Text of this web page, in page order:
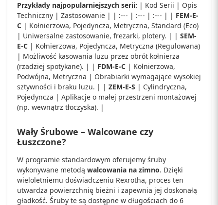
Przykłady najpopularniejszych serii: | Kod Serii | Opis
Techniczny | Zastosowanie | | :--- | :--- | :--- | | FEM-E-
C | Kołnierzowa, Pojedyncza, Metryczna, Standard (Eco)
| Uniwersalne zastosowanie, frezarki, plotery. | | SEM-
E-C | Kołnierzowa, Pojedyncza, Metryczna (Regulowana)
| Możliwość kasowania luzu przez obrót kołnierza
(rzadziej spotykane). | | FDM-E-C | Kołnierzowa,
Podwójna, Metryczna | Obrabiarki wymagające wysokiej
sztywności i braku luzu. | | ZEM-E-S | Cylindryczna,
Pojedyncza | Aplikacje o małej przestrzeni montażowej
(np. wewnątrz tłoczyska). |
Wały Śrubowe – Walcowane czy
Łuszczone?
W programie standardowym oferujemy śruby
wykonywane metodą walcowania na zimno. Dzięki
wieloletniemu doświadczeniu Rexrotha, proces ten
utwardza powierzchnię bieżni i zapewnia jej doskonałą
gładkość. Śruby te są dostępne w długościach do 6